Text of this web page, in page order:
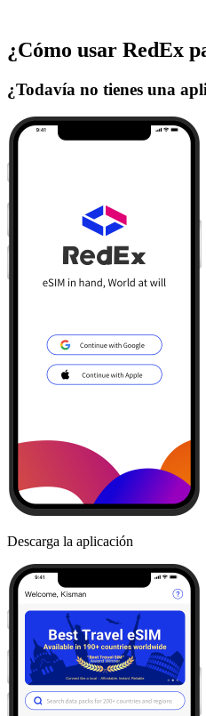
¿Cómo usar RedEx
¿Todavía no tienes una
Descarga la aplicación